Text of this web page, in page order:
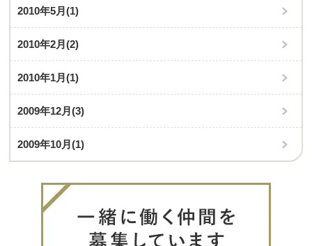
2010年5月(1)
2010年2月(2)
2010年1月(1)
2009年12月(3)
2009年10月(1)